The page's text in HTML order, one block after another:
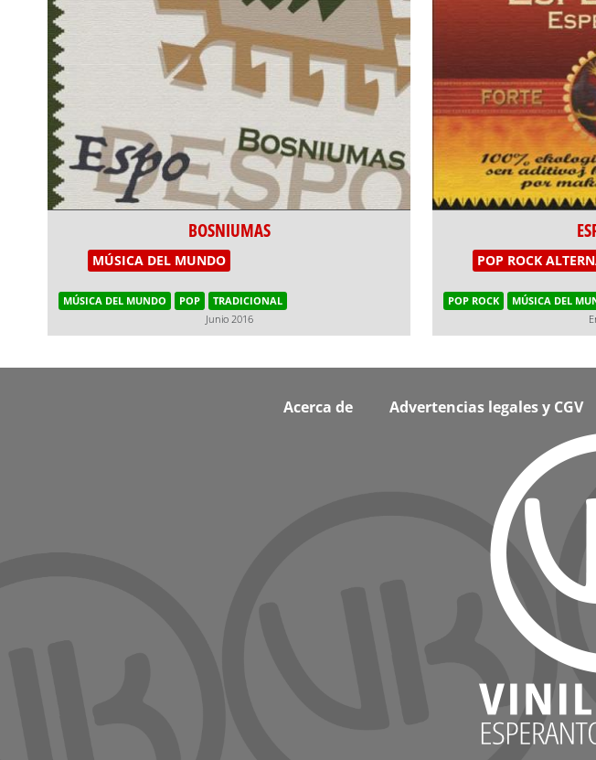
BOSNIUMAS
MÚSICA DEL MUNDO
MÚSICA DEL MUNDO POP
TRADICIONAL
Junio 2016
POP ROCK
POP ROCK
MÚSICA DEL
Acerca de Advertencias legales y CGV